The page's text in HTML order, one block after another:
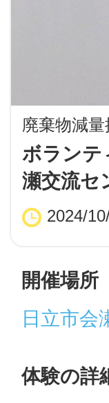
廃棄物減
ボランテ
瀬交流セ
2024/
開催場所
日立市会
体験の詳